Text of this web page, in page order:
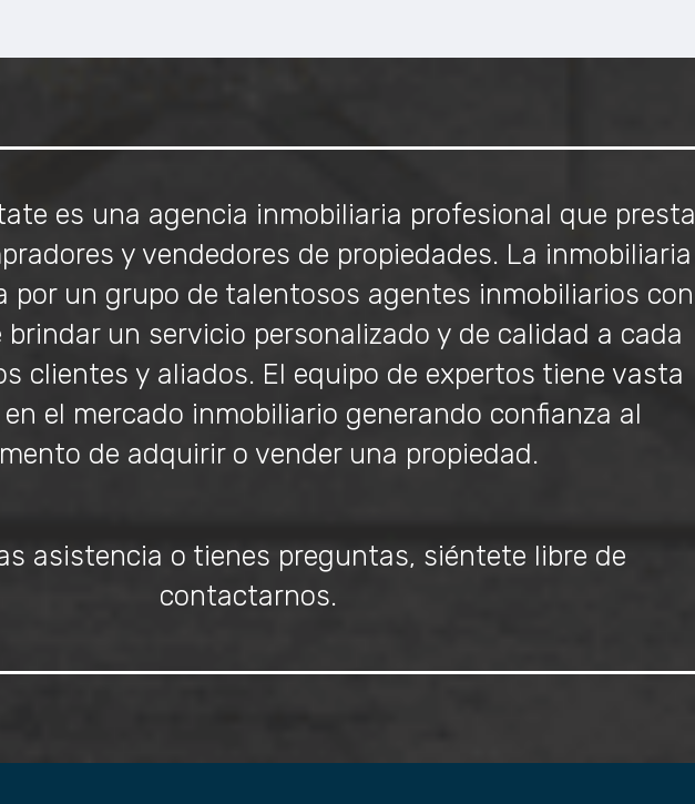
es una agencia inmobiliaria profesional que presta
y vendedores de propiedades. La inmobiliaria
por un grupo de talentosos agentes inmobiliarios con
un servicio personalizado y de calidad a cada
clientes y aliados. El equipo de expertos tiene vasta
el mercado inmobiliario generando confianza al
de adquirir o vender una propiedad.
asistencia o tienes preguntas, siéntete libre de
contactarnos.